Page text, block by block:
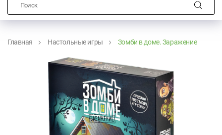
Главная Настольные игры Зомби в доме. Заражение